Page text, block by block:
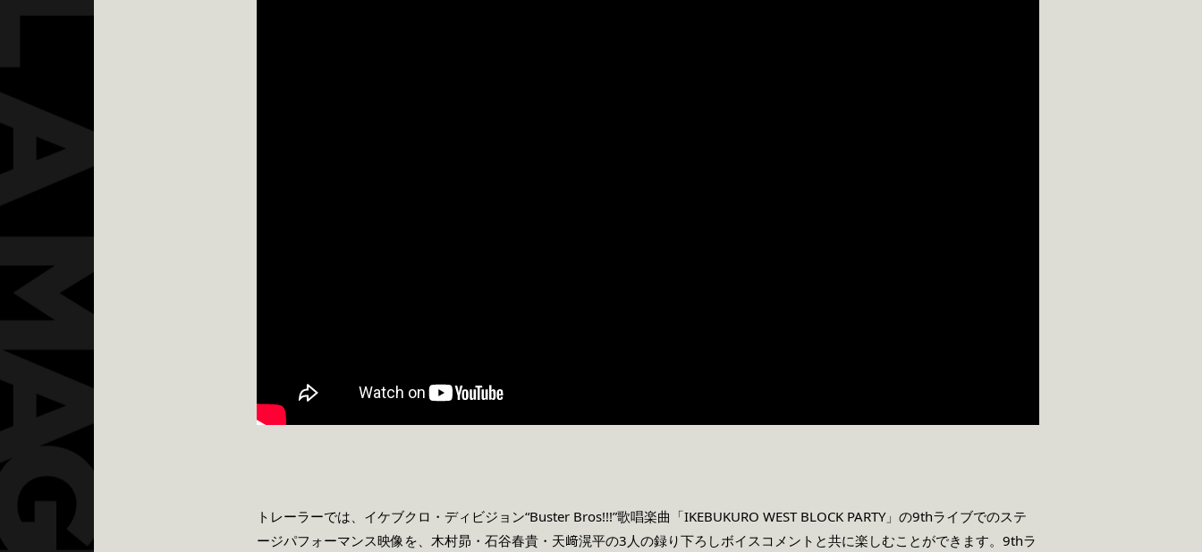
トレーラーでは、イケブクロ・ディビジョン“Buster Bros!!!”歌唱楽曲「IKEBUKURO WEST BLOCK PARTY」の9thライブでのステ
ージパフォーマンス映像を、木村昴・石谷春貴・天﨑滉平の3人の録り下ろしボイスコメントと共に楽しむことができます。9thラ